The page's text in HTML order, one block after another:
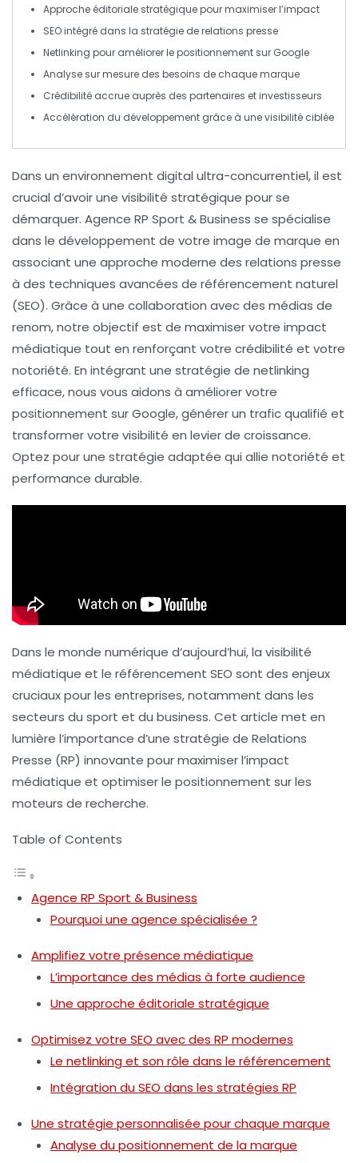
Approche éditoriale stratégique pour maximiser l’impact
SEOintégré dans la stratégie de relations presse
Netlinking pour améliorer lepositionnement sur Google
Analyse sur mesure des besoins de chaque marque
Crédibilité accrue auprès des partenaires et investisseurs
Accélération du développement grâce à unevisibilité ciblée
Dans un environnement digital ultra-concurrentiel, il est
crucial d’avoir une visibilité stratégique pour se
démarquer. Agence RP Sport & Business se spécialise
dans le développement de votre image de marque en
associant une approche moderne des relations presse
à des techniques avancées de référencement naturel
(SEO). Grâce à une collaboration avec des médias de
renom, notre objectif est de maximiser votre impact
médiatique tout en renforçant votre crédibilité et votre
notoriété. En intégrant une stratégie de netlinking
efficace, nous vous aidons à améliorer votre
positionnement sur Google, générer un trafic qualifié et
transformer votre visibilité en levier de croissance.
Optez pour une stratégie adaptée qui allie notoriété et
performance durable.
Dans le monde numérique d’aujourd’hui, la visibilité
médiatique et le référencement SEO sont des enjeux
cruciaux pour les entreprises, notamment dans les
secteurs du sport et du business. Cet article met en
lumière l’importance d’une stratégie de Relations
Presse (RP) innovante pour maximiser l’impact
médiatique et optimiser le positionnement sur les
moteurs de recherche.
Table of Contents
Agence RP Sport & Business
Pourquoi une agence spécialisée ?
Amplifiez votre présence médiatique
L’importance des médias à forte audience
Une approche éditoriale stratégique
Optimisez votre SEO avec des RP modernes
Le netlinking et son rôle dans le référencement
Intégration du SEO dans les stratégies RP
Une stratégie personnalisée pour chaque marque
Analyse du positionnement de la marque